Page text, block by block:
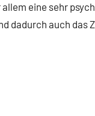
eine sehr
dadurch auch